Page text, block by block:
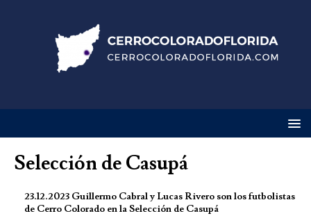
Selección de Casupá
23.12.2023 Guillermo Cabral y Lucas Rivero son los futbolistas
de Cerro Colorado en la Selección de Casupá